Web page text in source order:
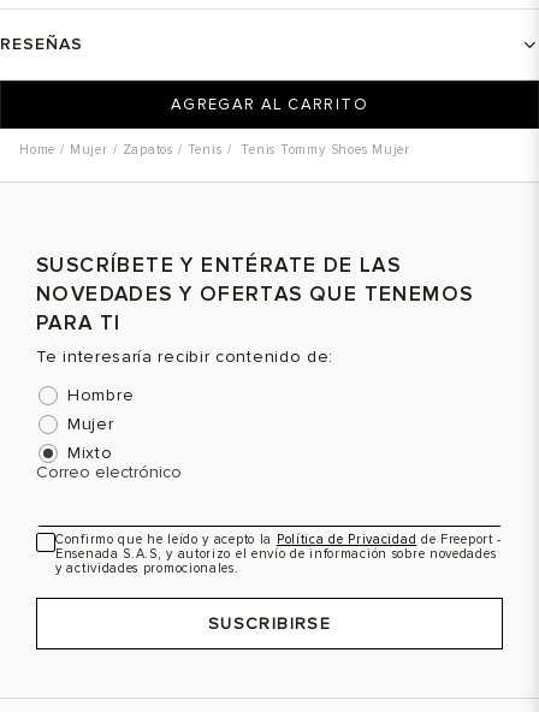
RESEÑAS
AGREGAR AL CARRITO
Mujer Zapatos Tenis Tenis Tommy Shoes Mujer
SUSCRÍBETE Y ENTÉRATE DE LAS
NOVEDADES Y OFERTAS QUE TENEMOS
PARA TI
Te interesaría recibir contenido de:
Hombre
Mujer
Mixto
Correo electrónico
Confirmo que he leído y acepto la Política de Privacidad de Freeport -
Ensenada S.A.S, y autorizo el envío de información sobre novedades
y actividades promocionales.
SUSCRIBIRSE